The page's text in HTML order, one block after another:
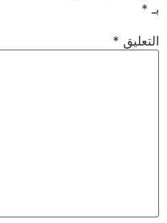
بـ *
التعليق *